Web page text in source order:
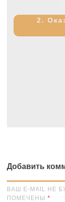
2.
Добавить
ВАШ E-MAIL НЕ
ПОМЕЧЕНЫ *